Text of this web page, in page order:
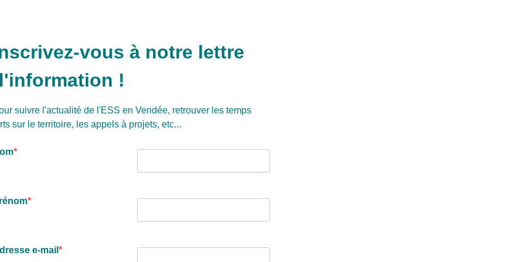
vous à notre lettre
!
suivre l'actualité de l'ESS en Vendée, retrouver les temps
sur le territoire, les appels à projets, etc...
e-mail